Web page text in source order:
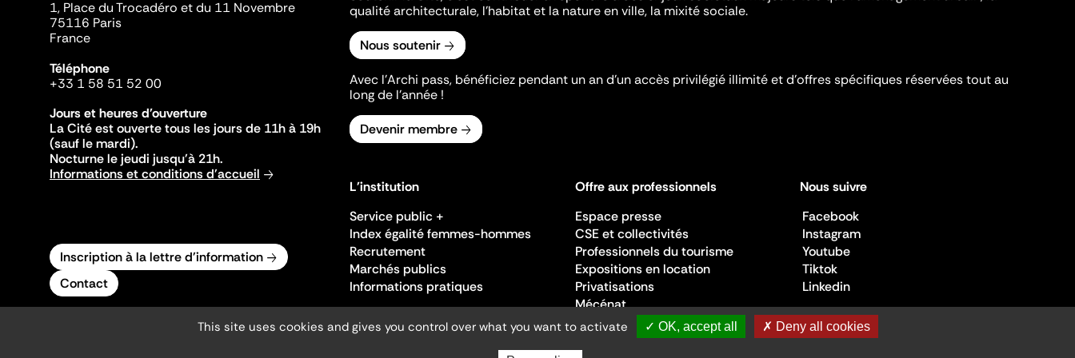
1, Place du Trocadéro et du 11 Novembre
75116 Paris
France
Téléphone
+33 1 58 51 52 00
Jours et heures d'ouverture
La Cité est ouverte tous les jours de 11h à 19h
(sauf le mardi).
Nocturne le jeudi jusqu'à 21h.
Informations et conditions d'accueil
Inscription à la lettre d'information
Contact
qualité architecturale, l'habitat et la nature en ville, la mixité sociale.
Nous soutenir
Avec l’Archi pass, bénéficiez pendant un an d’un accès privilégié illimité et d’offres spécifiques réservées tout au
long de l’année !
Devenir membre
L'institution
Service public +
Index égalité femmes-hommes
Recrutement
Marchés publics
Informations pratiques
Offre aux professionnels
Espace presse
CSE et collectivités
Professionnels du tourisme
Expositions en location
Privatisations
Mécénat
Nous suivre
Facebook
Instagram
Youtube
Tiktok
Linkedin
This site uses cookies and gives you control over what you want to activate ✓ OK, accept all ✗ Deny all cookies